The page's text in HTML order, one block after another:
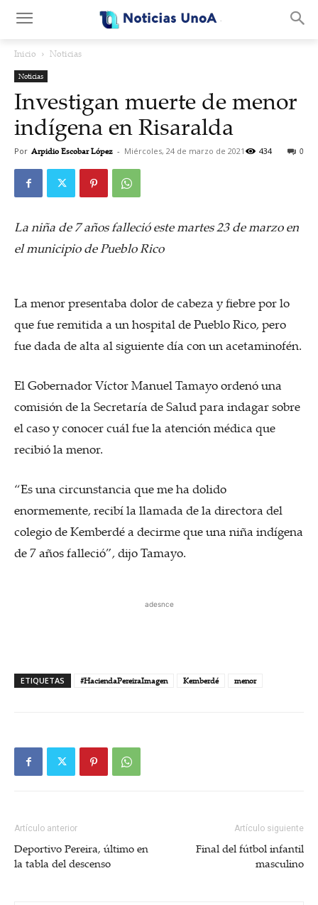
Inicio Noticias
Noticias
Investigan muerte de menor
indígena en Risaralda
Por Arpidio Escobar López - Miércoles, 24 de marzo de 2021 0
434
La niña de 7 años falleció este martes 23 de marzo en
el municipio de Pueblo Rico
La menor presentaba dolor de cabeza y fiebre por lo
que fue remitida a un hospital de Pueblo Rico, pero
fue dada de alta al siguiente día con un acetaminofén.
El Gobernador Víctor Manuel Tamayo ordenó una
comisión de la Secretaría de Salud para indagar sobre
el caso y conocer cuál fue la atención médica que
recibió la menor.
“Es una circunstancia que me ha dolido
enormemente, recibí la llamada de la directora del
colegio de Kemberdé a decirme que una niña indígena
de 7 años falleció”, dijo Tamayo.
adesnce
ETIQUETAS #HaciendaPereiraImagen Kemberdé menor
Artículo anterior
Deportivo Pereira, último en
la tabla del descenso
Artículo siguiente
Final del fútbol infantil
masculino